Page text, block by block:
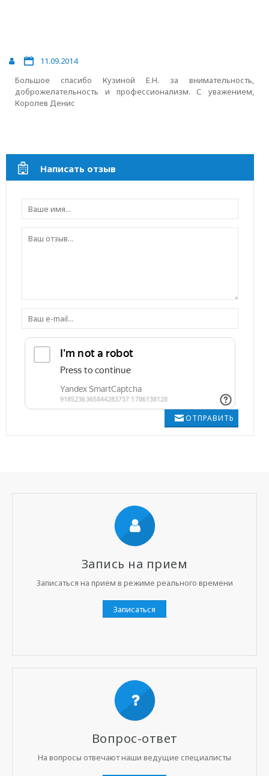
11.09.2014
Большое спасибо Кузиной Е.Н. за внимательность,
доброжелательность и профессионализм. С уважением,
Королев Денис
Написать отзыв
ОТПРАВИТЬ
Запись на прием
Записаться на прием в режиме реального времени
Записаться
Вопрос-ответ
На вопросы отвечают наши ведущие специалисты